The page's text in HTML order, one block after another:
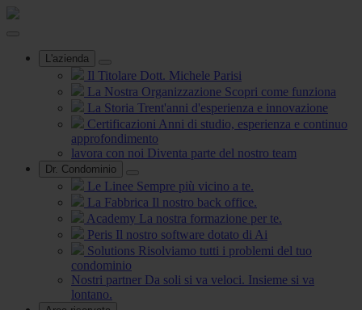
L'azienda
Il Titolare Dott. Michele Parisi
La Nostra Organizzazione Scopri come funziona
La Storia Trent'anni d'esperienza e innovazione
Certificazioni Anni di studio, esperienza e continuo
approfondimento
lavora con noi Diventa parte del nostro team
Dr. Condominio
Le Linee Sempre più vicino a te.
La Fabbrica Il nostro back office.
Academy La nostra formazione per te.
Peris Il nostro software dotato di Ai
Solutions Risolviamo tutti i problemi del tuo
condominio
Nostri partner Da soli si va veloci. Insieme si va
lontano.